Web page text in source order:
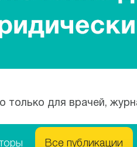
только для врачей,
Все публикации